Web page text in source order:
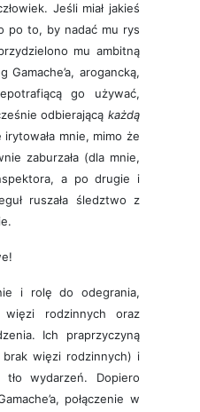
Jeśli miał jakieś
po to, by nadać mu rys
mu ambitną
arogancką,
go używać,
odbierającą każdą
irytowała mnie, mimo że
zaburzała (dla mnie,
a po drugie i
ruszała śledztwo z
i rolę do odegrania,
więzi rodzinnych oraz
Ich praprzyczyną
brak więzi rodzinnych) i
wydarzeń. Dopiero
połączenie w